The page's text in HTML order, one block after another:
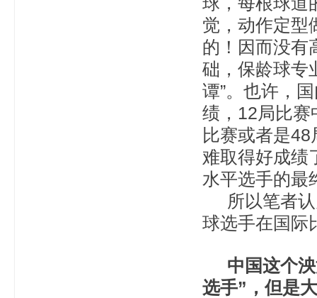
觉，动作定
的！因而没有
础，保龄球专
谭”。也许，
绩，12局比赛
比赛或者是
难取得好成绩
水平选手的最
所以笔者认
球选手在国际
中国这个泱
选手”，但是